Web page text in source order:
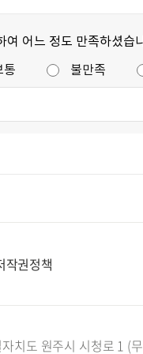
어느 정도 만족하셨습
통 불만족
작권정책
치도 원주시 시청로 1 (